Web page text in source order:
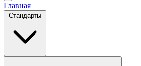
Главная
Стандарты